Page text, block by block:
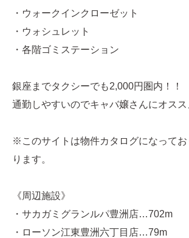
・ウォークインクローゼット
・ウォシュレット
・各階ゴミステーション
銀座までタクシーでも2,000円圏内！！
通勤しやすいのでキャバ嬢さんにオス
※このサイトは物件カタログになって
ります。
《周辺施設》
・サカガミグランルパ豊洲店…702m
・ローソン江東豊洲六丁目店…79m